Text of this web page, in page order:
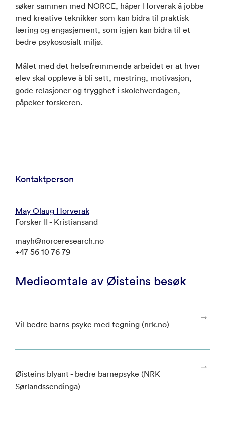
søker sammen med NORCE, håper Horverak å jobbe
med kreative teknikker som kan bidra til praktisk
læring og engasjement, som igjen kan bidra til et
bedre psykososialt miljø.
Målet med det helsefremmende arbeidet er at hver
elev skal oppleve å bli sett, mestring, motivasjon,
gode relasjoner og trygghet i skolehverdagen,
påpeker forskeren.
Kontaktperson
May Olaug Horverak
Forsker II - Kristiansand
mayh@norceresearch.no
+47 56 10 76 79
Medieomtale av Øisteins besøk
Vil bedre barns psyke med tegning (nrk.no)
Øisteins blyant - bedre barnepsyke (NRK
Sørlandssendinga)